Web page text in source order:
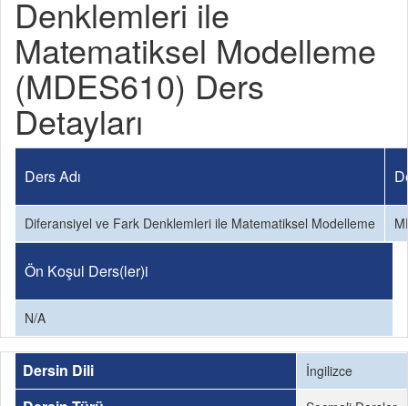
Denklemleri ile
Matematiksel Modelleme
(MDES610) Ders
Detayları
Ders Adı
Diferansiyel ve Fark Denklemleri ile Matematiksel Modelleme
Ön Koşul Ders(ler)i
N/A
Dersin Dili İngilizce